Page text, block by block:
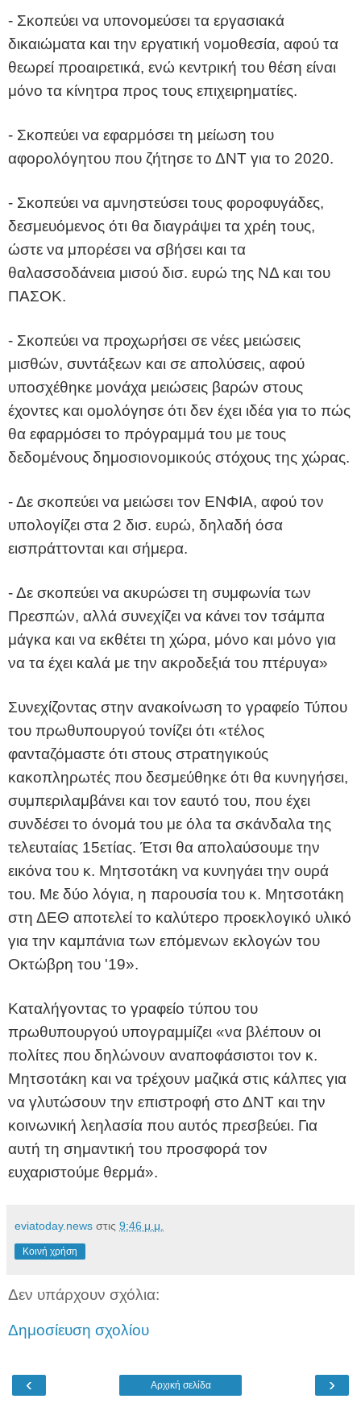
- Σκοπεύει να υπονομεύσει τα εργασιακά
δικαιώματα και την εργατική νομοθεσία, αφού τα
θεωρεί προαιρετικά, ενώ κεντρική του θέση είναι
μόνο τα κίνητρα προς τους επιχειρηματίες.
- Σκοπεύει να εφαρμόσει τη μείωση του
αφορολόγητου που ζήτησε το ΔΝΤ για το 2020.
- Σκοπεύει να αμνηστεύσει τους φοροφυγάδες,
δεσμευόμενος ότι θα διαγράψει τα χρέη τους,
ώστε να μπορέσει να σβήσει και τα
θαλασσοδάνεια μισού δισ. ευρώ της ΝΔ και του
ΠΑΣΟΚ.
- Σκοπεύει να προχωρήσει σε νέες μειώσεις
μισθών, συντάξεων και σε απολύσεις, αφού
υποσχέθηκε μονάχα μειώσεις βαρών στους
έχοντες και ομολόγησε ότι δεν έχει ιδέα για το πώς
θα εφαρμόσει το πρόγραμμά του με τους
δεδομένους δημοσιονομικούς στόχους της χώρας.
- Δε σκοπεύει να μειώσει τον ΕΝΦΙΑ, αφού τον
υπολογίζει στα 2 δισ. ευρώ, δηλαδή όσα
εισπράττονται και σήμερα.
- Δε σκοπεύει να ακυρώσει τη συμφωνία των
Πρεσπών, αλλά συνεχίζει να κάνει τον τσάμπα
μάγκα και να εκθέτει τη χώρα, μόνο και μόνο για
να τα έχει καλά με την ακροδεξιά του πτέρυγα»
Συνεχίζοντας στην ανακοίνωση το γραφείο Τύπου
του πρωθυπουργού τονίζει ότι «τέλος
φανταζόμαστε ότι στους στρατηγικούς
κακοπληρωτές που δεσμεύθηκε ότι θα κυνηγήσει,
συμπεριλαμβάνει και τον εαυτό του, που έχει
συνδέσει το όνομά του με όλα τα σκάνδαλα της
τελευταίας 15ετίας. Έτσι θα απολαύσουμε την
εικόνα του κ. Μητσοτάκη να κυνηγάει την ουρά
του. Με δύο λόγια, η παρουσία του κ. Μητσοτάκη
στη ΔΕΘ αποτελεί το καλύτερο προεκλογικό υλικό
για την καμπάνια των επόμενων εκλογών του
Οκτώβρη του '19».
Καταλήγοντας το γραφείο τύπου του
πρωθυπουργού υπογραμμίζει «να βλέπουν οι
πολίτες που δηλώνουν αναποφάσιστοι τον κ.
Μητσοτάκη και να τρέχουν μαζικά στις κάλπες για
να γλυτώσουν την επιστροφή στο ΔΝΤ και την
κοινωνική λεηλασία που αυτός πρεσβεύει. Για
αυτή τη σημαντική του προσφορά τον
ευχαριστούμε θερμά».
eviatoday.news στις 9:46 μ.μ.
Κοινή χρήση
Δεν υπάρχουν σχόλια:
Δημοσίευση σχολίου
‹ ›
Αρχική σελίδα